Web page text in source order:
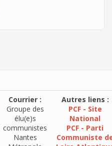
Courrier :
Groupe des
élu(e)s
communistes
Nantes
Autres liens :
PCF - Site
National
PCF - Parti
Communiste